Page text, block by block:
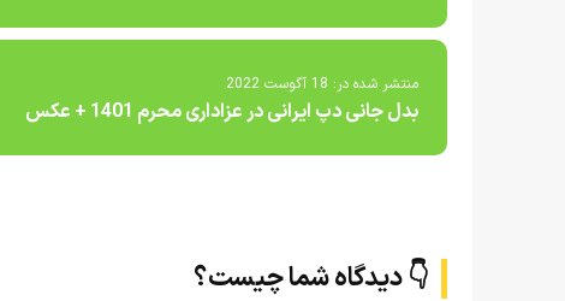
منتشر شده در: 18 آگوست 2022
بدل جانی دپ ایرانی در عزاداری محرم 1401 + عکس
👇 دیدگاه شما چیست؟